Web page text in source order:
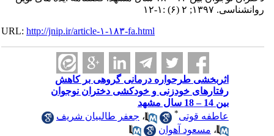
روانشناسی. ۱۳۹۷; ۲ (۶) :۱-۱۲
URL:http://jnip.ir/article-۱-۱۸۳-fa.html
اثربخشی طرحواره درمانی گروهی بر کاهش
رفتارهای خودزنی و خودکشی دختران نوجوان
بین 14 – 18 سال مشهد
عاطفه قوتی
،جعفر طالبیان شریف
،مسعود آهوان